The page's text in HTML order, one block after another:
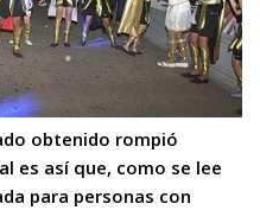
obtenido rompió
es así que, como se lee
para personas con